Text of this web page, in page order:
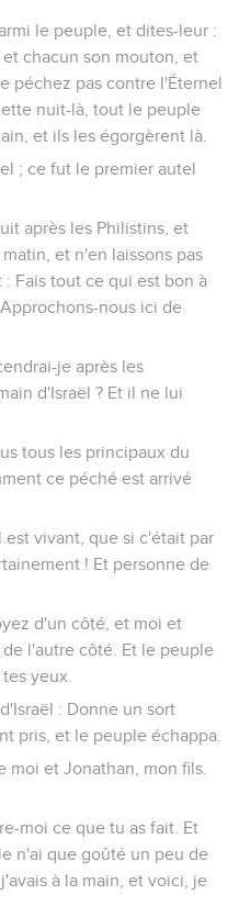
le peuple, et dites-leur :
chacun son mouton, et
péchez pas contre l'Éternel
nuit-là, tout le peuple
et ils les égorgèrent là.
; ce fut le premier autel
après les Philistins, et
et n'en laissons pas
Fais tout ce qui est bon à
nous ici de
je après les
d'Israël ? Et il ne lui
tous les principaux du
ce péché est arrivé
est vivant, que si c'était par
! Et personne de
d'un côté, et moi et
l'autre côté. Et le peuple
yeux.
: Donne un sort
pris, et le peuple échappa.
moi et Jonathan, mon fils.
moi ce que tu as fait. Et
n'ai que goûté un peu de
à la main, et voici, je